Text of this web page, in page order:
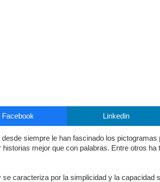
Facebook Linkedin
siempre le han fascinado los
mejor que con palabras. Entre otros ha
caracteriza por la simplicidad y la capacidad